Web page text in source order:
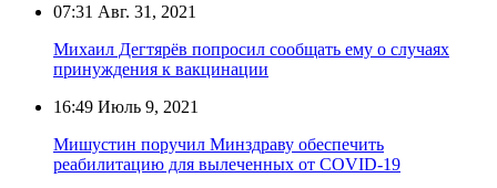
07:31 Авг. 31, 2021
Михаил Дегтярёв попросил сообщать ему о случаях
принуждения к вакцинации
16:49 Июль 9, 2021
Мишустин поручил Минздраву обеспечить
реабилитацию для вылеченных от COVID-19